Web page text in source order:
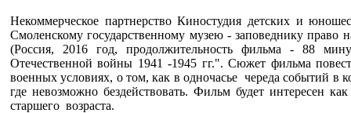
Некоммерческое партнерство Киностудия детских и
Смоленскому государственному музею - заповеднику
(Россия, 2016 год, продолжительность фильма - 88
Отечественной войны 1941 -1945 гг.". Сюжет фильма
военных условиях, о том, как в одночасье череда событий в
где невозможно бездействовать. Фильм будет интересен
старшего возраста.